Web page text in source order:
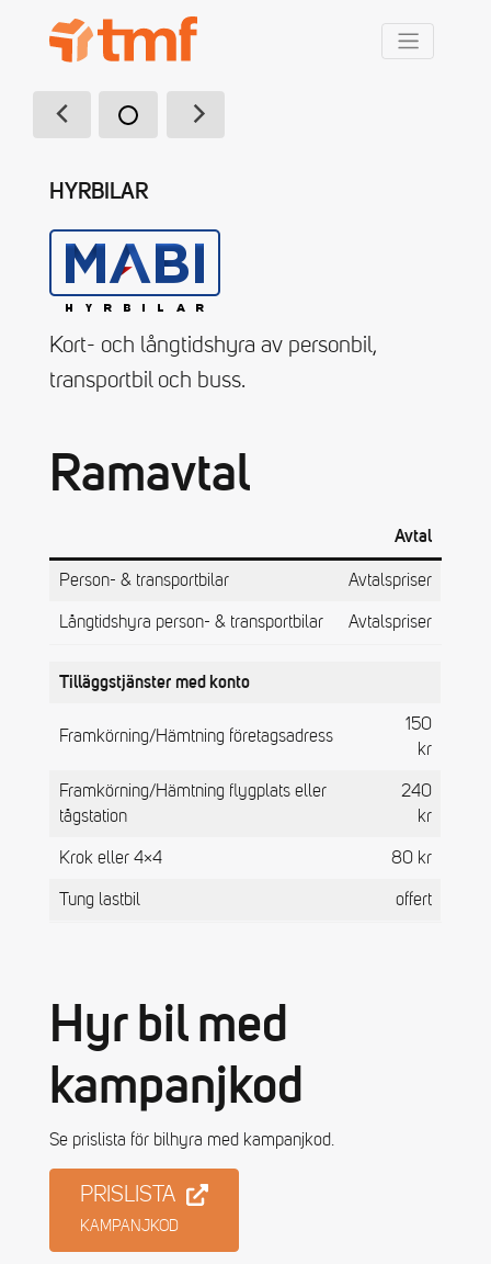
HYRBILAR
Kort- och långtidshyra av personbil,
transportbil och buss.
Ramavtal
Avtal
Person- & transportbilar Avtalspriser
Långtidshyra person- & transportbilar Avtalspriser
Tilläggstjänster med konto
Framkörning/Hämtning företagsadress
150
kr
Framkörning/Hämtning flygplats eller
tågstation
240
kr
Krok eller 4×4 80 kr
Tung lastbil offert
Hyr bil med
kampanjkod
Se prislista för bilhyra med kampanjkod.
PRISLISTA
KAMPANJKOD